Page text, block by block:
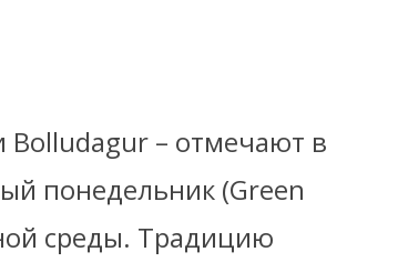
– отмечают в
понедельник (Green
среды. Традицию